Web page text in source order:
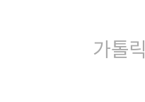
가톨